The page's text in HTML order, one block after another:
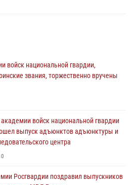
войск национальной гвардии,
звания, торжественно вручены
оглашены итоги абитуриентских
войск национальной гвардии,
звания, торжественно вручены
войск национальной гвардии
выпуск адъюнктов адъюнктуры и
центра
Росгвардии поздравил выпускников